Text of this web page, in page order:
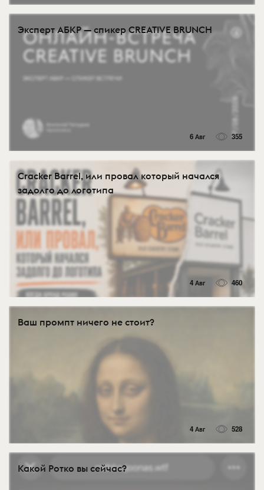
Эксперт АБКР — спикер CREATIVE BRUNCH
6 Авг 355
Cracker Barrel, или провал который начался
задолго до логотипа
4 Авг 460
Ваш промпт ничего не стоит?
4 Авг 528
Какой Ротко вы сейчас?